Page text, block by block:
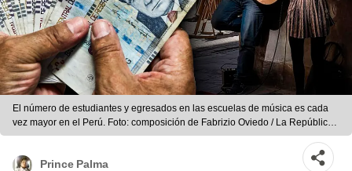
El número de estudiantes y egresados en las escuelas de música es cada
vez mayor en el Perú. Foto: composición de Fabrizio Oviedo / La República /
Freepik
Prince Palma